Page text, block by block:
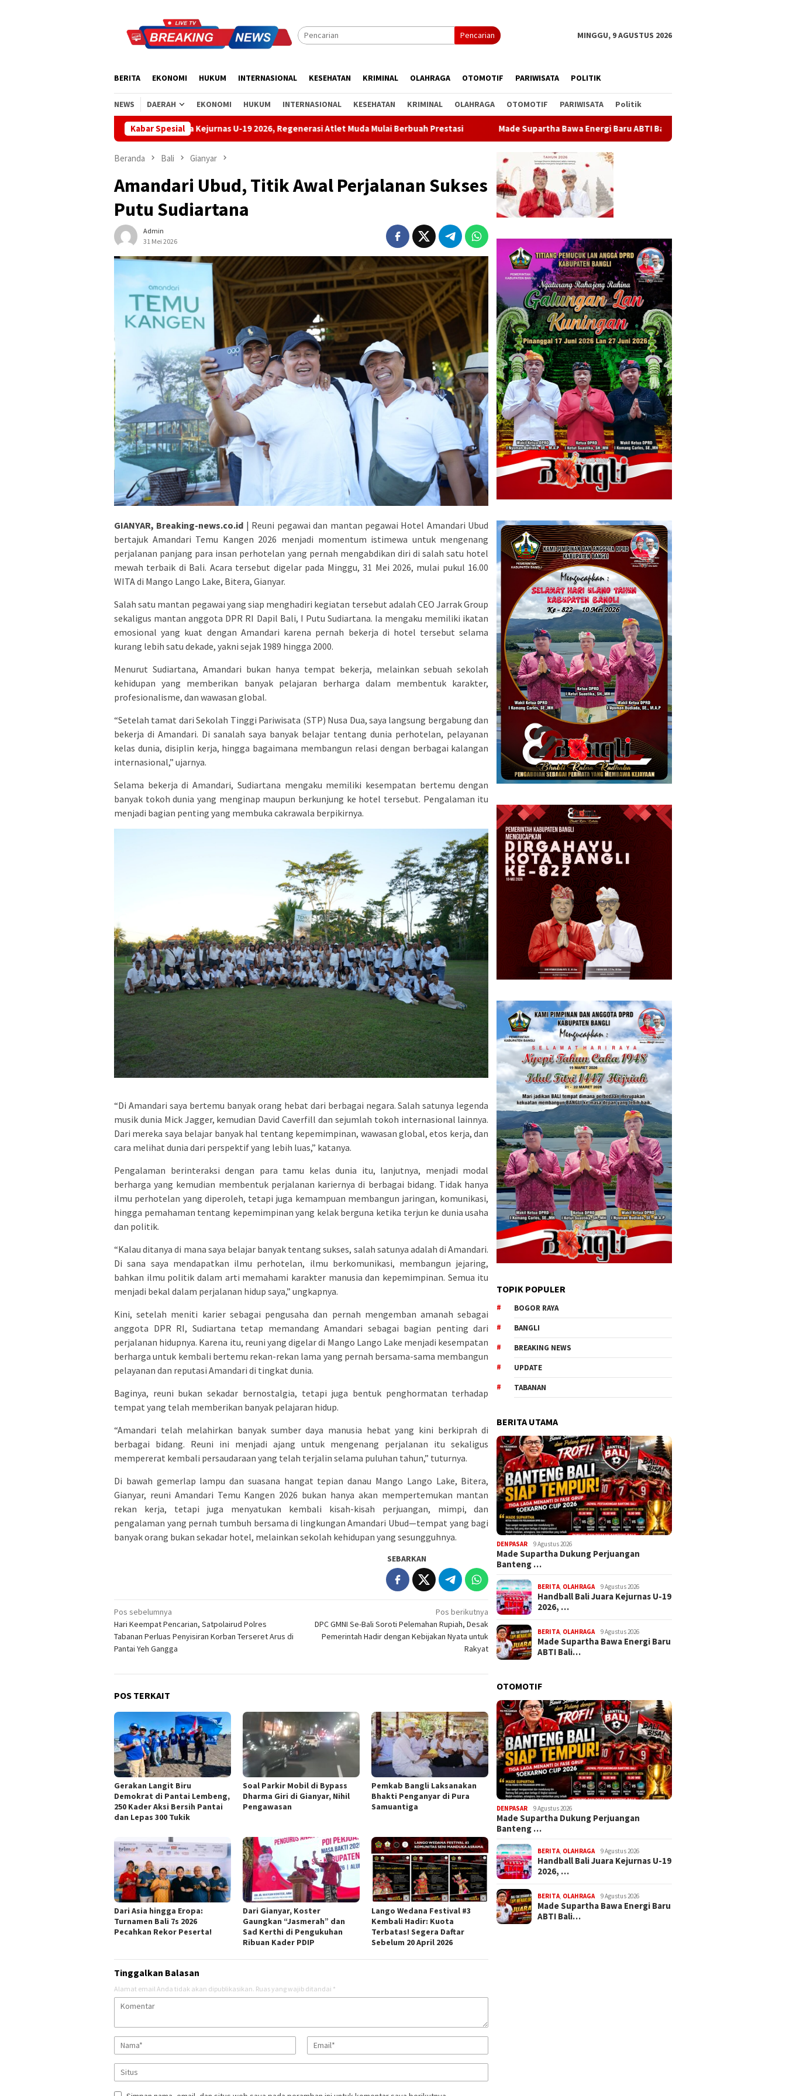
Pencarian MINGGU, 9 AGUSTUS 2026
BERITA EKONOMI HUKUM INTERNASIONAL KESEHATAN KRIMINAL OLAHRAGA OTOMOTIF PARIWISATA POLITIK
NEWS DAERAH EKONOMI HUKUM INTERNASIONAL KESEHATAN KRIMINAL OLAHRAGA OTOMOTIF PARIWISATA Politik
Kabar Spesial
Handball Bali Juara Kejurnas U-19 2026, Regenerasi Atlet Muda Mulai Berbuah Prestasi Made Supartha Bawa Energi Baru ABTI Bali, Tim U-19 Putra Sabet Juara 1 Kejurnas 2026
Beranda Bali Gianyar
Amandari Ubud, Titik Awal Perjalanan Sukses
Putu Sudiartana
Admin
31 Mei 2026
GIANYAR, Breaking-news.co.id | Reuni pegawai dan mantan pegawai Hotel Amandari Ubud
bertajuk Amandari Temu Kangen 2026 menjadi momentum istimewa untuk mengenang
perjalanan panjang para insan perhotelan yang pernah mengabdikan diri di salah satu hotel
mewah terbaik di Bali. Acara tersebut digelar pada Minggu, 31 Mei 2026, mulai pukul 16.00
WITA di Mango Lango Lake, Bitera, Gianyar.
Salah satu mantan pegawai yang siap menghadiri kegiatan tersebut adalah CEO Jarrak Group
sekaligus mantan anggota DPR RI Dapil Bali, I Putu Sudiartana. Ia mengaku memiliki ikatan
emosional yang kuat dengan Amandari karena pernah bekerja di hotel tersebut selama
kurang lebih satu dekade, yakni sejak 1989 hingga 2000.
Menurut Sudiartana, Amandari bukan hanya tempat bekerja, melainkan sebuah sekolah
kehidupan yang memberikan banyak pelajaran berharga dalam membentuk karakter,
profesionalisme, dan wawasan global.
“Setelah tamat dari Sekolah Tinggi Pariwisata (STP) Nusa Dua, saya langsung bergabung dan
bekerja di Amandari. Di sanalah saya banyak belajar tentang dunia perhotelan, pelayanan
kelas dunia, disiplin kerja, hingga bagaimana membangun relasi dengan berbagai kalangan
internasional,” ujarnya.
Selama bekerja di Amandari, Sudiartana mengaku memiliki kesempatan bertemu dengan
banyak tokoh dunia yang menginap maupun berkunjung ke hotel tersebut. Pengalaman itu
menjadi bagian penting yang membuka cakrawala berpikirnya.
“Di Amandari saya bertemu banyak orang hebat dari berbagai negara. Salah satunya legenda
musik dunia Mick Jagger, kemudian David Caverfill dan sejumlah tokoh internasional lainnya.
Dari mereka saya belajar banyak hal tentang kepemimpinan, wawasan global, etos kerja, dan
cara melihat dunia dari perspektif yang lebih luas,” katanya.
Pengalaman berinteraksi dengan para tamu kelas dunia itu, lanjutnya, menjadi modal
berharga yang kemudian membentuk perjalanan kariernya di berbagai bidang. Tidak hanya
ilmu perhotelan yang diperoleh, tetapi juga kemampuan membangun jaringan, komunikasi,
hingga pemahaman tentang kepemimpinan yang kelak berguna ketika terjun ke dunia usaha
dan politik.
“Kalau ditanya di mana saya belajar banyak tentang sukses, salah satunya adalah di Amandari.
Di sana saya mendapatkan ilmu perhotelan, ilmu berkomunikasi, membangun jejaring,
bahkan ilmu politik dalam arti memahami karakter manusia dan kepemimpinan. Semua itu
menjadi bekal dalam perjalanan hidup saya,” ungkapnya.
Kini, setelah meniti karier sebagai pengusaha dan pernah mengemban amanah sebagai
anggota DPR RI, Sudiartana tetap memandang Amandari sebagai bagian penting dari
perjalanan hidupnya. Karena itu, reuni yang digelar di Mango Lango Lake menjadi kesempatan
berharga untuk kembali bertemu rekan-rekan lama yang pernah bersama-sama membangun
pelayanan dan reputasi Amandari di tingkat dunia.
Baginya, reuni bukan sekadar bernostalgia, tetapi juga bentuk penghormatan terhadap
tempat yang telah memberikan banyak pelajaran hidup.
“Amandari telah melahirkan banyak sumber daya manusia hebat yang kini berkiprah di
berbagai bidang. Reuni ini menjadi ajang untuk mengenang perjalanan itu sekaligus
mempererat kembali persaudaraan yang telah terjalin selama puluhan tahun,” tuturnya.
Di bawah gemerlap lampu dan suasana hangat tepian danau Mango Lango Lake, Bitera,
Gianyar, reuni Amandari Temu Kangen 2026 bukan hanya akan mempertemukan mantan
rekan kerja, tetapi juga menyatukan kembali kisah-kisah perjuangan, mimpi, dan
pengalaman yang pernah tumbuh bersama di lingkungan Amandari Ubud—tempat yang bagi
banyak orang bukan sekadar hotel, melainkan sekolah kehidupan yang sesungguhnya.
SEBARKAN
Navigasi
pos
Pos sebelumnya
Hari Keempat Pencarian, Satpolairud Polres
Tabanan Perluas Penyisiran Korban Terseret Arus di
Pantai Yeh Gangga
Pos berikutnya
DPC GMNI Se-Bali Soroti Pelemahan Rupiah, Desak
Pemerintah Hadir dengan Kebijakan Nyata untuk
Rakyat
POS TERKAIT
Gerakan Langit Biru
Demokrat di Pantai Lembeng,
250 Kader Aksi Bersih Pantai
dan Lepas 300 Tukik
Soal Parkir Mobil di Bypass
Dharma Giri di Gianyar, Nihil
Pengawasan
Pemkab Bangli Laksanakan
Bhakti Penganyar di Pura
Samuantiga
Dari Asia hingga Eropa:
Turnamen Bali 7s 2026
Pecahkan Rekor Peserta!
Dari Gianyar, Koster
Gaungkan “Jasmerah” dan
Sad Kerthi di Pengukuhan
Ribuan Kader PDIP
Lango Wedana Festival #3
Kembali Hadir: Kuota
Terbatas! Segera Daftar
Sebelum 20 April 2026
Tinggalkan Balasan
Alamat email Anda tidak akan dipublikasikan. Ruas yang wajib ditandai *
TOPIK POPULER
BOGOR RAYA
BANGLI
BREAKING NEWS
UPDATE
TABANAN
BERITA UTAMA
DENPASAR 9 Agustus 2026
Made Supartha Dukung Perjuangan
Banteng …
BERITA, OLAHRAGA 9 Agustus 2026
Handball Bali Juara Kejurnas U-19
2026, …
BERITA, OLAHRAGA 9 Agustus 2026
Made Supartha Bawa Energi Baru
ABTI Bali…
OTOMOTIF
DENPASAR 9 Agustus 2026
Made Supartha Dukung Perjuangan
Banteng …
BERITA, OLAHRAGA 9 Agustus 2026
Handball Bali Juara Kejurnas U-19
2026, …
BERITA, OLAHRAGA 9 Agustus 2026
Made Supartha Bawa Energi Baru
ABTI Bali…